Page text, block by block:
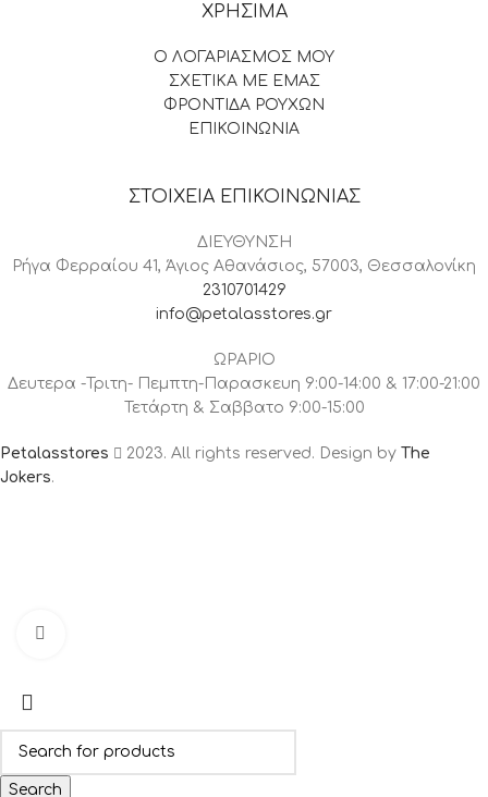
ΧΡΗΣΙΜΑ
Ο ΛΟΓΑΡΙΑΣΜΟΣ ΜΟΥ
ΣΧΕΤΙΚΑ ΜΕ ΕΜΑΣ
ΦΡΟΝΤΙΔΑ ΡΟΥΧΩΝ
ΕΠΙΚΟΙΝΩΝΙΑ
ΣΤΟΙΧΕΙΑ ΕΠΙΚΟΙΝΩΝΙΑΣ
ΔΙΕΥΘΥΝΣΗ
Ρήγα Φερραίου 41, Άγιος Αθανάσιος, 57003, Θεσσαλονίκη
2310701429
info@petalasstores.gr
ΩΡΑΡΙΟ
Δευτερα -Τριτη- Πεμπτη-Παρασκευη 9:00-14:00 & 17:00-21:00
Τετάρτη & Σαββατο 9:00-15:00
Petalasstores 2023. All rights reserved. Design by The
Jokers.
Search